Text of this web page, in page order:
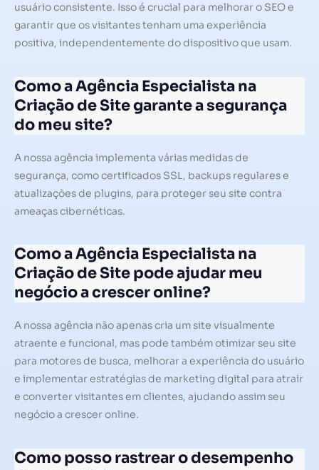
usuário consistente. Isso é crucial para melhorar o SEO e
garantir que os visitantes tenham uma experiência
positiva, independentemente do dispositivo que usam.
Como a Agência Especialista na
Criação de Site garante a segurança
do meu site?
A nossa agência implementa várias medidas de
segurança, como certificados SSL, backups regulares e
atualizações de plugins, para proteger seu site contra
ameaças cibernéticas.
Como a Agência Especialista na
Criação de Site pode ajudar meu
negócio a crescer online?
A nossa agência não apenas cria um site visualmente
atraente e funcional, mas pode também otimizar seu site
para motores de busca, melhorar a experiência do usuário
e implementar estratégias de marketing digital para atrair
e converter visitantes em clientes, ajudando assim seu
negócio a crescer online.
Como posso rastrear o desempenho